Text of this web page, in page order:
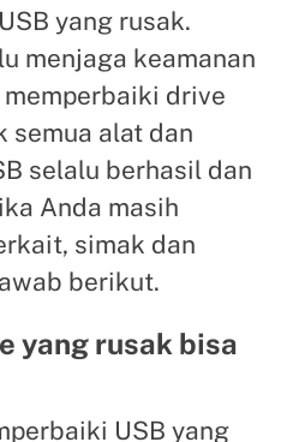
yang rusak.
menjaga keamanan
drive
semua alat dan
selalu berhasil dan
Anda masih
simak dan
berikut.
yang rusak bisa
USB yang